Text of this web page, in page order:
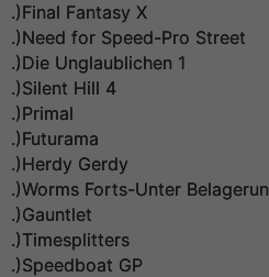
.)Final Fantasy X
.)Need for Speed-Pro Street
.)Die Unglaublichen 1
.)Silent Hill 4
.)Primal
.)Futurama
.)Herdy Gerdy
.)Worms Forts-Unter
.)Gauntlet
.)Timesplitters
.)Speedboat GP